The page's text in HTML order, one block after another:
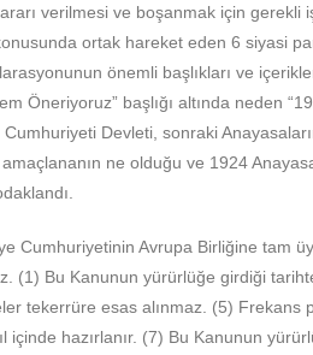
verilmesi ve boşanmak için gerekli
ortak hareket eden 6 siyasi
önemli başlıkları ve
Öneriyoruz” başlığı altında neden
Cumhuriyeti Devleti, sonraki
ne olduğu ve 1924
Cumhuriyetinin Avrupa Birliğine tam
(1) Bu Kanunun yürürlüğe girdiği
tekerrüre esas alınmaz. (5) Frekans
içinde hazırlanır. (7) Bu Kanunun